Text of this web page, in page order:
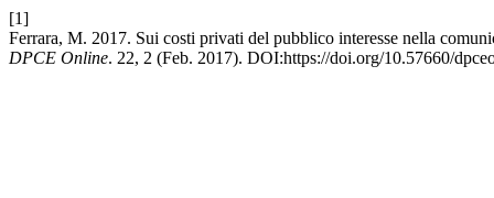
[1]
Ferrara, M. 2017. Sui costi privati del pubblico interesse nella
DPCE Online. 22, 2 (Feb. 2017). DOI:https://doi.org/10.57660/